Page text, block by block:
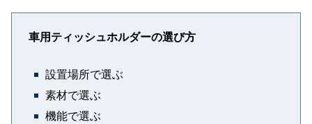
車用ティッシュホルダーの選び方
設置場所で選ぶ
素材で選ぶ
機能で選ぶ